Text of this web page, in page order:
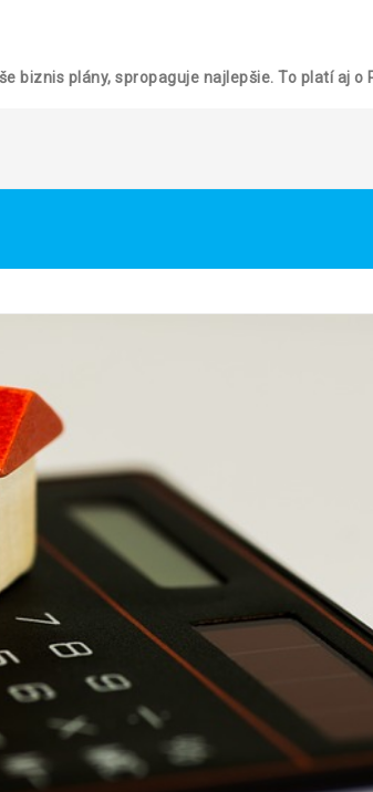
biznis plány, spropaguje najlepšie. To platí aj